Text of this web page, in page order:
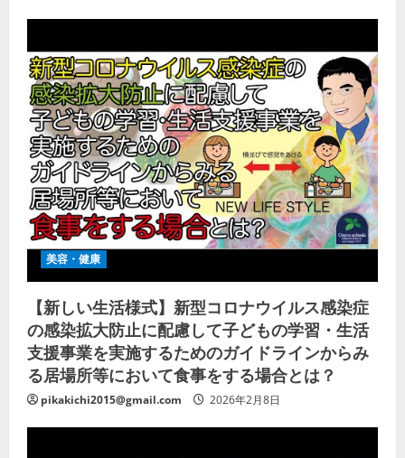
美容・健康
【新しい生活様式】新型コロナウイルス感染症
の感染拡大防止に配慮して子どもの学習・生活
支援事業を実施するためのガイドラインからみ
る居場所等において食事をする場合とは？
pikakichi2015@gmail.com 2026年2月8日